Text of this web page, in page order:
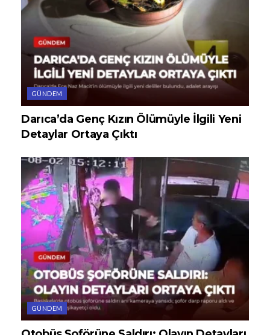
GÜNDEM
Darıca’da Genç Kızın Ölümüyle İlgili Yeni
Detaylar Ortaya Çıktı
GÜNDEM